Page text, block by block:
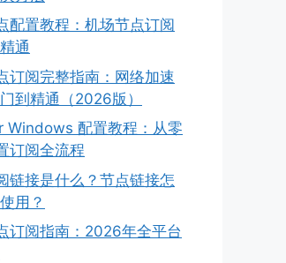
配置教程：机场节点订阅
通
订阅完整指南：网络加速
到精通（2026版）
Windows 配置教程：从零
订阅全流程
链接是什么？节点链接怎
用？
订阅指南：2026年全平台